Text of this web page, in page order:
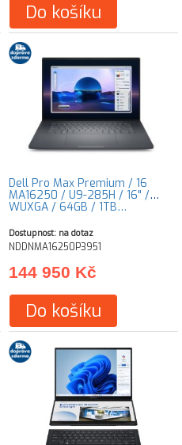
Do košíku
Dell Pro Max Premium / 16
MA16250 / U9-285H / 16" /
WUXGA / 64GB / 1TB…
Dostupnost: na dotaz
NDDNMA16250P3951
144 950 Kč
Do košíku